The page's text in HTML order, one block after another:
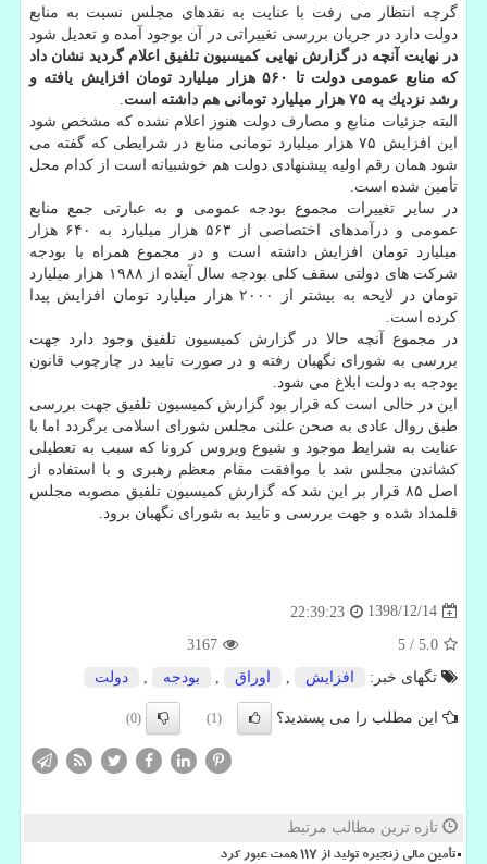
گرچه انتظار می رفت با عنایت به نقدهای مجلس نسبت به منابع
دولت دارد در جریان بررسی تغییراتی در آن بوجود آمده و تعدیل شود
در نهایت آنچه در گزارش نهایی كمیسیون تلفیق اعلام گردید نشان داد
كه منابع عمومی دولت تا ۵۶۰ هزار میلیارد تومان افزایش یافته و
رشد نزدیك به ۷۵ هزار میلیارد تومانی هم داشته است
البته جزئیات منابع و مصارف دولت هنوز اعلام نشده كه مشخص شود
این افزایش ۷۵ هزار میلیارد تومانی منابع در شرایطی كه گفته می
شود همان رقم اولیه پیشنهادی دولت هم خوشبیانه است از كدام محل
تأمین شده است.
در سایر تغییرات مجموع بودجه عمومی و به عبارتی جمع منابع
عمومی و درآمدهای اختصاصی از ۵۶۳ هزار میلیارد به ۶۴۰ هزار
میلیارد تومان افزایش داشته است و در مجموع همراه با بودجه
شركت های دولتی سقف كلی بودجه سال آینده از ۱۹۸۸ هزار میلیارد
تومان در لایحه به بیشتر از ۲۰۰۰ هزار میلیارد تومان افزایش پیدا
كرده است.
در مجموع آنچه حالا در گزارش كمیسیون تلفیق وجود دارد جهت
بررسی به شورای نگهبان رفته و در صورت تایید در چارچوب قانون
بودجه به دولت ابلاغ می شود.
این در حالی است كه قرار بود گزارش كمیسیون تلفیق جهت بررسی
طبق روال عادی به صحن علنی مجلس شورای اسلامی برگردد اما با
عنایت به شرایط موجود و شیوع ویروس كرونا كه سبب به تعطیلی
كشاندن مجلس شد با موافقت مقام معظم رهبری و با استفاده از
اصل ۸۵ قرار بر این شد كه گزارش كمیسیون تلفیق مصوبه مجلس
قلمداد شده و جهت بررسی و تایید به شورای نگهبان برود.
1398/12/14
22:39:23
5.0
/
5
3167
تگهای خبر:
افزایش اوراق بودجه دولت
این مطلب را می پسندید؟ (1)
(0)
تازه ترین مطالب مرتبط
تأمین مالی زنجیره تولید از ۱۱۷ همت عبور کرد